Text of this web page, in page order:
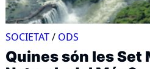
SOCIETAT/ ODS
Quines són les Set